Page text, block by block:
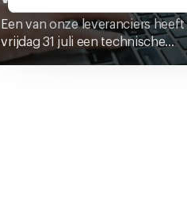
U kunt uw toestemming op
cookie-instellingenicoontje
Een van onze leveranciers
vrijdag 31 juli een technische...